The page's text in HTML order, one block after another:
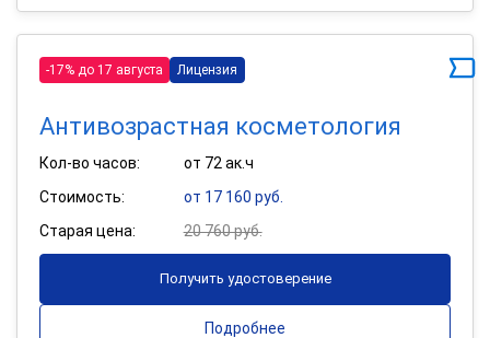
-17% до 17 августа Лицензия
Антивозрастная косметология
Кол-во часов:
от 72 ак.ч
Стоимость:
от 17 160 руб.
Старая цена:
20 760 руб.
Получить удостоверение
Подробнее